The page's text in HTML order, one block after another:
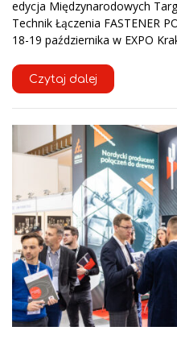
edycja Międzynarodowych
Technik Łączenia FASTENER
18-19 października w EXPO
Czytaj dalej